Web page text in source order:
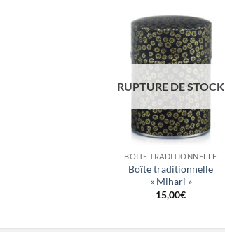
RUPTURE DE STOCK
BOITE TRADITIONNELLE
Boîte traditionnelle
« Mihari »
15,00€